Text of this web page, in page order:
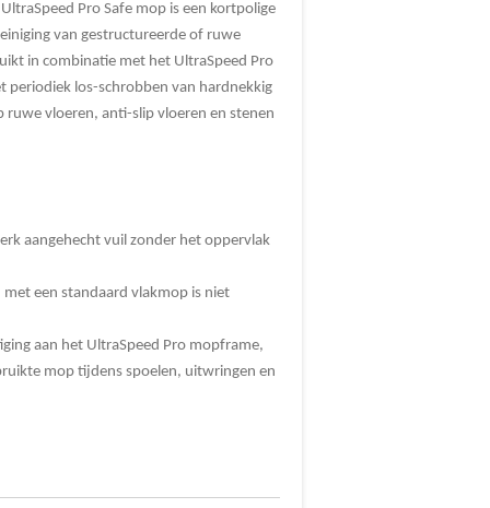
Pro Safe mop is een kortpolige
van gestructureerde of ruwe
in combinatie met het UltraSpeed Pro
periodiek los-schrobben van hardnekkig
ruwe vloeren, anti-slip vloeren en stenen
aangehecht vuil zonder het oppervlak
een standaard vlakmop is niet
aan het UltraSpeed Pro mopframe,
mop tijdens spoelen, uitwringen en